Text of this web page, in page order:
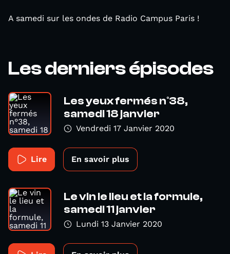
A samedi sur les ondes de Radio Campus Paris !
Les derniers épisodes
Les yeux fermés n°38,
samedi 18 janvier
Vendredi 17 Janvier 2020
Lire En savoir plus
Le vin le lieu et la formule,
samedi 11 janvier
Lundi 13 Janvier 2020